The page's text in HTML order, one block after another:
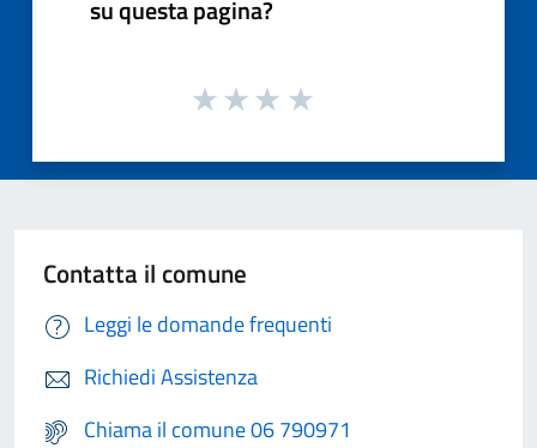
su questa pagina?
Contatta il comune
Leggi le domande frequenti
Richiedi Assistenza
Chiama il comune 06 790971